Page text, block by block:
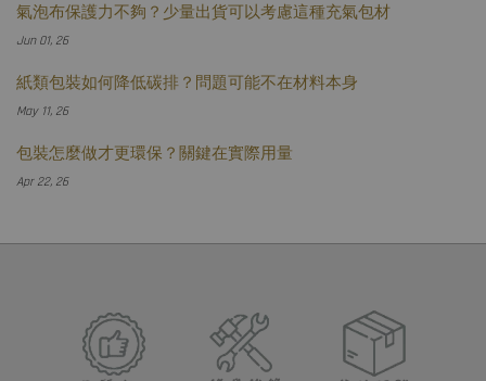
氣泡布保護力不夠？少量出貨可以考慮這種充氣包材
Jun 01, 26
紙類包裝如何降低碳排？問題可能不在材料本身
May 11, 26
包裝怎麼做才更環保？關鍵在實際用量
Apr 22, 26